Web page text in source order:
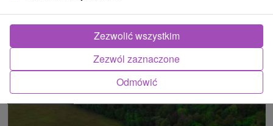
Znalazłeś błąd lub chcesz polecić nam nową atrakcję
Zgłoś błąd
ATRAKCJĄ
Odmówić
Zezwól zaznaczone
Zezwolić wszystkim